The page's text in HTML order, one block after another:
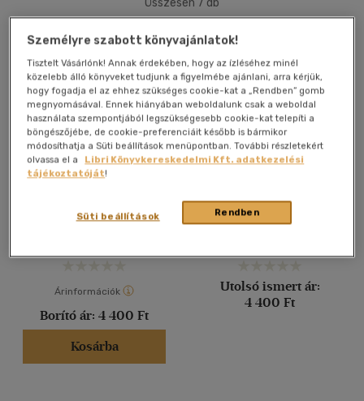
Alkalmaz
Összesen 7 db
Elsőáldozók könyve
Patyi Beáta
Árinformációk
Borító ár: 4 400 Ft
Kosárba
Patyi Beáta
Utolsó ismert ár:
4 400 Ft
Személyre szabott könyvajánlatok!
Tisztelt Vásárlónk! Annak érdekében, hogy az ízléséhez minél
közelebb álló könyveket tudjunk a figyelmébe ajánlani, arra kérjük,
hogy fogadja el az ehhez szükséges cookie-kat a „Rendben” gomb
megnyomásával. Ennek hiányában weboldalunk csak a weboldal
használata szempontjából legszükségesebb cookie-kat telepíti a
böngészőjébe, de cookie-preferenciáit később is bármikor
módosíthatja a Süti beállítások menüpontban. További részletekért
olvassa el a
Libri Könyvkereskedelmi Kft. adatkezelési
tájékoztatóját!
Rendben
Süti beállítások